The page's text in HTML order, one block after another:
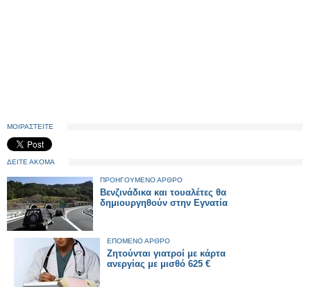
ΜΟΙΡΑΣΤΕΙΤΕ
ΔΕΙΤΕ ΑΚΟΜΑ
ΠΡΟΗΓΟΥΜΕΝΟ ΑΡΘΡΟ
Βενζινάδικα και τουαλέτες θα
δημιουργηθούν στην Εγνατία
ΕΠΟΜΕΝΟ ΑΡΘΡΟ
Ζητούνται γιατροί με κάρτα
ανεργίας με μισθό 625 €